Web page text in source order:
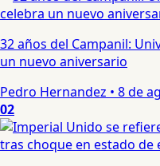
32 años del Campanil:
un nuevo aniversario
Pedro Hernandez • 8 de
02